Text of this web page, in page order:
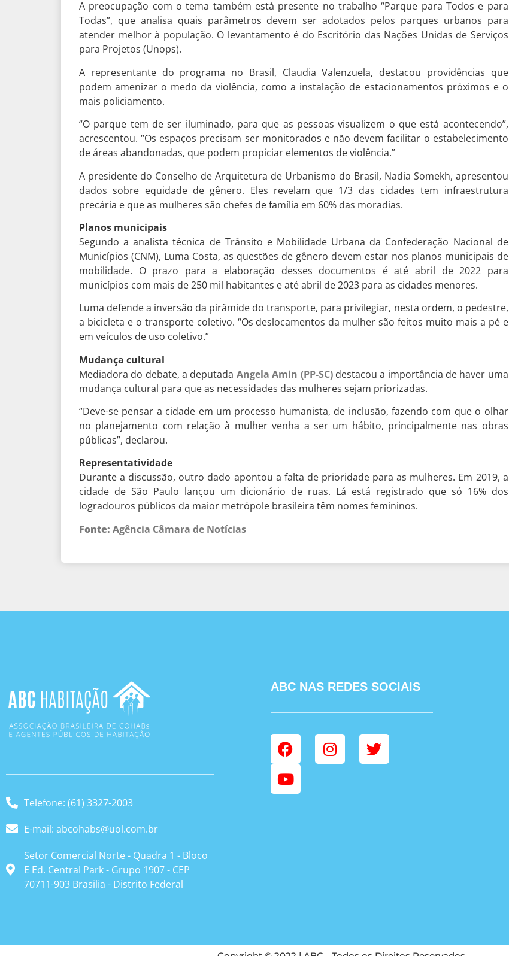
A preocupação com o tema também está presente no trabalho “Parque para Todos e para
Todas”, que analisa quais parâmetros devem ser adotados pelos parques urbanos para
atender melhor à população. O levantamento é do Escritório das Nações Unidas de Serviços
para Projetos (Unops).
A representante do programa no Brasil, Claudia Valenzuela, destacou providências que
podem amenizar o medo da violência, como a instalação de estacionamentos próximos e o
mais policiamento.
“O parque tem de ser iluminado, para que as pessoas visualizem o que está acontecendo”,
acrescentou. “Os espaços precisam ser monitorados e não devem facilitar o estabelecimento
de áreas abandonadas, que podem propiciar elementos de violência.”
A presidente do Conselho de Arquitetura de Urbanismo do Brasil, Nadia Somekh, apresentou
dados sobre equidade de gênero. Eles revelam que 1/3 das cidades tem infraestrutura
precária e que as mulheres são chefes de família em 60% das moradias.
Planos municipais
Segundo a analista técnica de Trânsito e Mobilidade Urbana da Confederação Nacional de
Municípios (CNM), Luma Costa, as questões de gênero devem estar nos planos municipais de
mobilidade. O prazo para a elaboração desses documentos é até abril de 2022 para
municípios com mais de 250 mil habitantes e até abril de 2023 para as cidades menores.
Luma defende a inversão da pirâmide do transporte, para privilegiar, nesta ordem, o pedestre,
a bicicleta e o transporte coletivo. “Os deslocamentos da mulher são feitos muito mais a pé e
em veículos de uso coletivo.”
Mudança cultural
Mediadora do debate, a deputada Angela Amin (PP-SC)destacou a importância de haver uma
mudança cultural para que as necessidades das mulheres sejam priorizadas.
“Deve-se pensar a cidade em um processo humanista, de inclusão, fazendo com que o olhar
no planejamento com relação à mulher venha a ser um hábito, principalmente nas obras
públicas”, declarou.
Representatividade
Durante a discussão, outro dado apontou a falta de prioridade para as mulheres. Em 2019, a
cidade de São Paulo lançou um dicionário de ruas. Lá está registrado que só 16% dos
logradouros públicos da maior metrópole brasileira têm nomes femininos.
Fonte: Agência Câmara de Notícias
Telefone: (61) 3327-2003
E-mail: abcohabs@uol.com.br
Setor Comercial Norte - Quadra 1 - Bloco
E Ed. Central Park - Grupo 1907 - CEP
70711-903 Brasilia - Distrito Federal
ABC NAS REDES SOCIAIS